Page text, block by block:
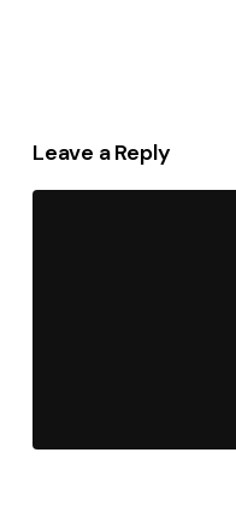
Leave a Reply